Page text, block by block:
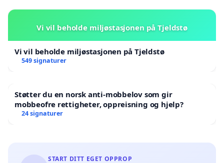
Vi vil beholde miljøstasjonen på Tjeldstø
Vi vil beholde miljøstasjonen på Tjeldstø
549 signaturer
Støtter du en norsk anti-mobbelov som gir
mobbeofre rettigheter, oppreisning og hjelp?
24 signaturer
START DITT EGET OPPROP